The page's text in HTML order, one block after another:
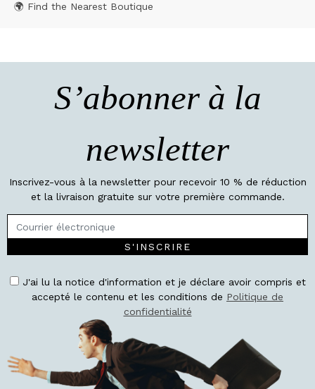
🌍 Find the Nearest Boutique
S’abonner à la
newsletter
Inscrivez-vous à la newsletter pour recevoir 10 % de réduction
et la livraison gratuite sur votre première commande.
S'INSCRIRE
J'ai lu la notice d'information et je déclare avoir compris et
accepté le contenu et les conditions de Politique de
confidentialité